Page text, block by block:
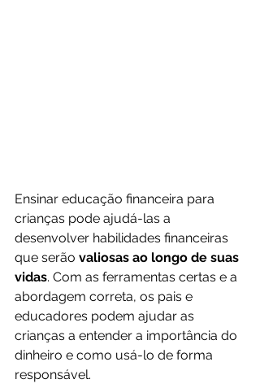
Ensinar educação financeira para
crianças pode ajudá-las a
desenvolver habilidades financeiras
que serão valiosas ao longo de suas
vidas. Com as ferramentas certas e a
abordagem correta, os pais e
educadores podem ajudar as
crianças a entender a importância do
dinheiro e como usá-lo de forma
responsável.